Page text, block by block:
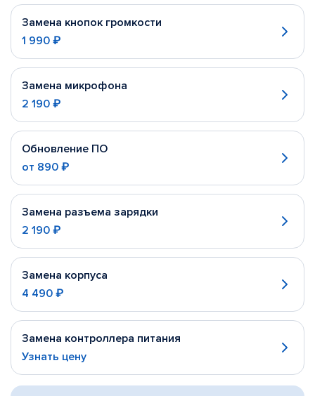
Замена кнопок громкости
1 990 ₽
Замена микрофона
2 190 ₽
Обновление ПО
от 890 ₽
Замена разъема зарядки
2 190 ₽
Замена корпуса
4 490 ₽
Замена контроллера питания
Узнать цену